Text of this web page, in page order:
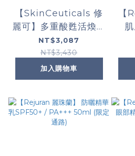
【SkinCeuticals 修
麗可】多重酸甦活煥膚
精華 30ml
NT$3,087
NT$3,430
加入購物車
【